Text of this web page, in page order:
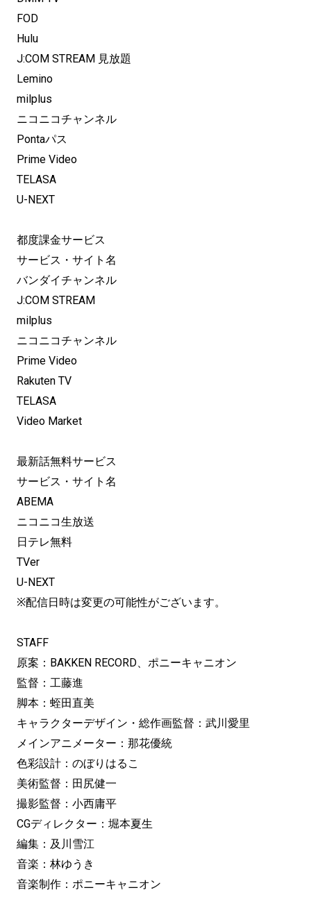
FOD
Hulu
J:COM STREAM 見放題
Lemino
milplus
ニコニコチャンネル
Pontaパス
Prime Video
TELASA
U-NEXT
都度課金サービス
サービス・サイト名
バンダイチャンネル
J:COM STREAM
milplus
ニコニコチャンネル
Prime Video
Rakuten TV
TELASA
Video Market
最新話無料サービス
サービス・サイト名
ABEMA
ニコニコ生放送
日テレ無料
TVer
U-NEXT
※配信日時は変更の可能性がございます。
STAFF
原案：BAKKEN RECORD、ポニーキャニオン
監督：工藤進
脚本：蛭田直美
キャラクターデザイン・総作画監督：武川愛里
メインアニメーター：那花優統
色彩設計：のぼりはるこ
美術監督：田尻健一
撮影監督：小西庸平
CGディレクター：堀本夏生
編集：及川雪江
音楽：林ゆうき
音楽制作：ポニーキャニオン